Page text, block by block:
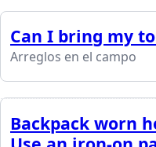
Can I bring my
Arreglos en el campo
Backpack worn